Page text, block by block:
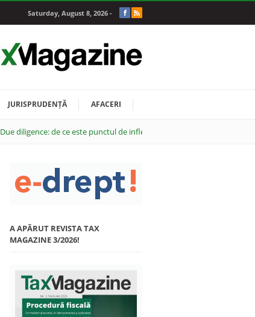
Saturday, August 8, 2026 -
JURISPRUDENȚĂ AFACERI
Due diligence: de ce este punctul de inflexiune al oricărei tranzacții M&A
A APĂRUT REVISTA TAX
MAGAZINE 3/2026!